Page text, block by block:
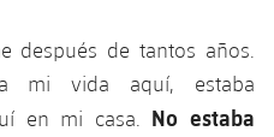
después de tantos años.
mi vida aquí, estaba
en mi casa. No estaba